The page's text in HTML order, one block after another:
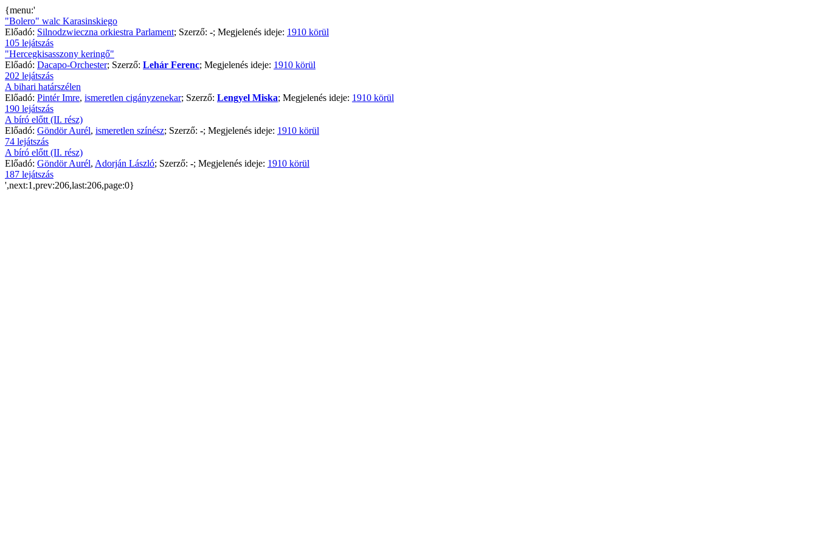
{menu:'
"Bolero" walc Karasinskiego
Előadó: Silnodzwieczna orkiestra Parlament; Szerző: -; Megjelenés ideje: 1910 körül
105 lejátszás
"Hercegkisasszony keringő"
Előadó: Dacapo-Orchester; Szerző: Lehár Ferenc; Megjelenés ideje: 1910 körül
202 lejátszás
A bihari határszélen
Előadó: Pintér Imre, ismeretlen cigányzenekar; Szerző: Lengyel Miska; Megjelenés ideje: 1910 körül
190 lejátszás
A bíró előtt (II. rész)
Előadó: Göndör Aurél, ismeretlen színész; Szerző: -; Megjelenés ideje: 1910 körül
74 lejátszás
A bíró előtt (II. rész)
Előadó: Göndör Aurél, Adorján László; Szerző: -; Megjelenés ideje: 1910 körül
187 lejátszás
',next:1,prev:206,last:206,page:0}